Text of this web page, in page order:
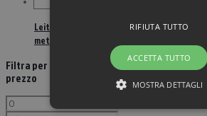
Leitz buste a soffietto con banda perforata in
metallo – alta…
Filtra per
prezzo
ACCETTA TUTTO
RIFIUTA TUTTO
MOSTRA DETTAGLI